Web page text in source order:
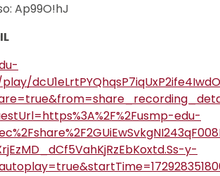
Ap99O!hJ
edu-
y-